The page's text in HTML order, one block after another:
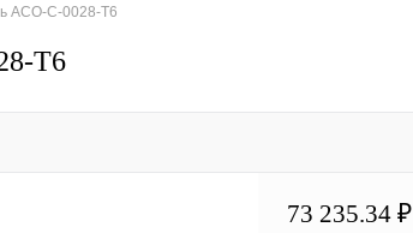
ACO-C-0028-T6
T6
73 235.34 ₽